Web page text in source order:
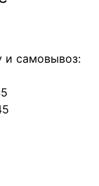
и самовывоз: